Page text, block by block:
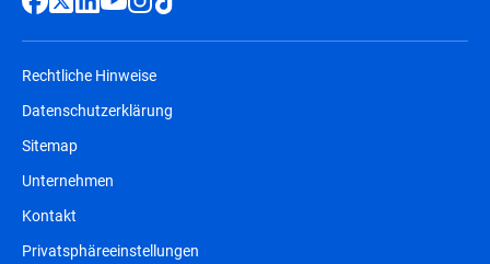
Rechtliche Hinweise
Datenschutzerklärung
Sitemap
Unternehmen
Kontakt
Privatsphäreeinstellungen